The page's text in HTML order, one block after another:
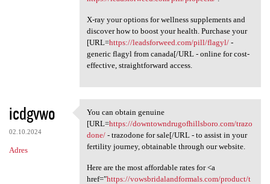
X-ray your options for wellness supplements and
discover how to boost your health. Purchase your
[URL=https://leadsforweed.com/pill/flagyl/-
generic flagyl from canada[/URL - online for cost-
effective, straightforward access.
icdgvwo
02.10.2024
Adres
You can obtain genuine [URL
You can obtain genuine
[URL=https://downtowndrugofhillsboro.com/trazo
done/- trazodone for sale[/URL - to assist in your
fertility journey, obtainable through our website.
Here are the most affordable rates for <a
href="https://vowsbridalandformals.com/product/t